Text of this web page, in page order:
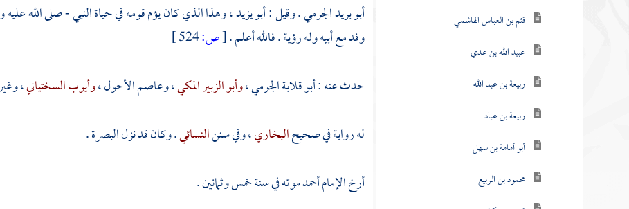
قثم بن العباس الهاشمي
عبيد الله بن عدي
ربيعة بن عبد الله
ربيعة بن عباد
أبو أمامة بن سهل
محمود بن الربيع
أبو بريد الجرمي . وقيل : أبو يزيد ، وهذا الذي كان يؤم قومه في حياة النبي - صلى الله
وفد مع أبيه وله رؤية . فالله أعلم .[ص:
حدث عنه :أبو قلابة الجرمي،وأبو الزبير المكي،وعاصم الأحول،وأيوب السختياني،
له رواية في صحيحالبخاري، وفي سننالنسائي. وكان قد نزلالبصرة.
أرخ الإمامأحمدموته في سنة خمس وثمانين .